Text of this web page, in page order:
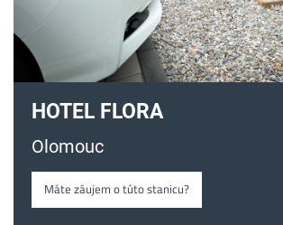
HOTEL FLORA
Olomouc
Máte záujem o túto stanicu?